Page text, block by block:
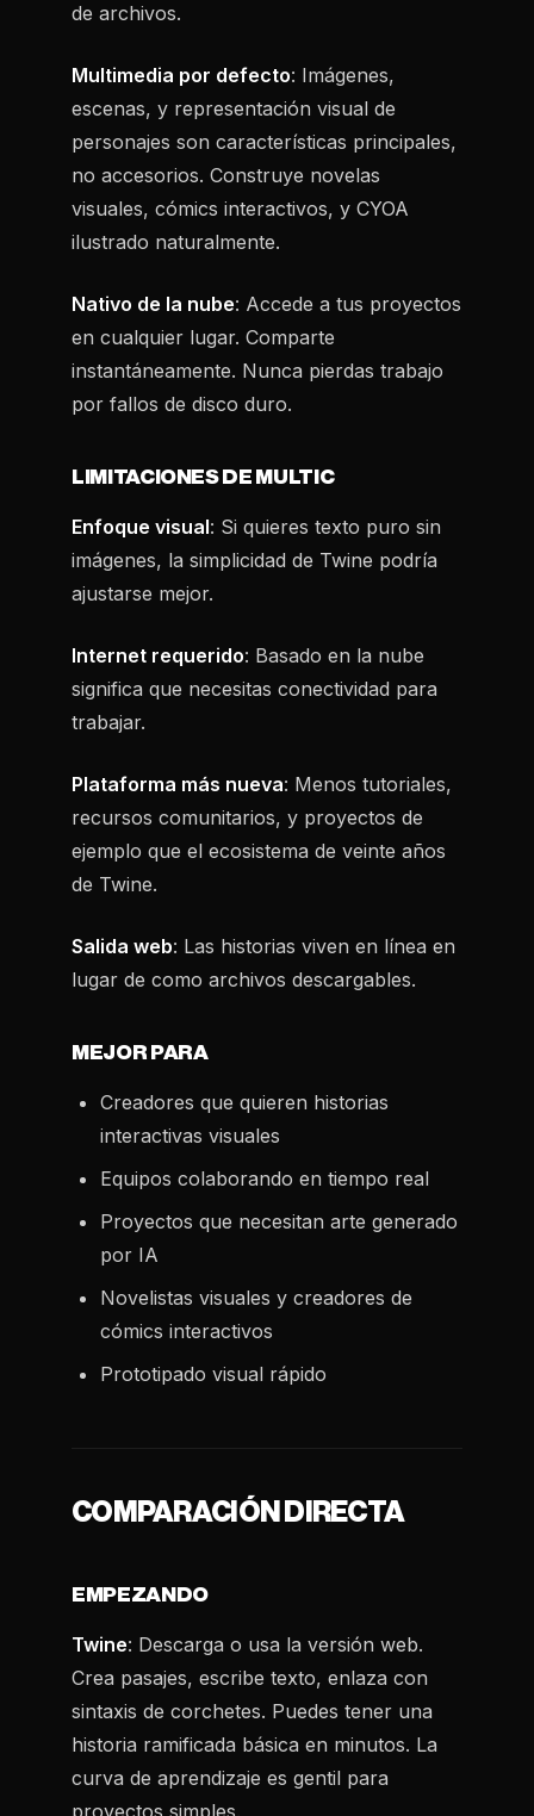
de archivos.
Multimedia por defecto: Imágenes,
escenas, y representación visual de
personajes son características principales,
no accesorios. Construye novelas
visuales, cómics interactivos, y CYOA
ilustrado naturalmente.
Nativo de la nube: Accede a tus proyectos
en cualquier lugar. Comparte
instantáneamente. Nunca pierdas trabajo
por fallos de disco duro.
LIMITACIONES DE MULTIC
Enfoque visual: Si quieres texto puro sin
imágenes, la simplicidad de Twine podría
ajustarse mejor.
Internet requerido: Basado en la nube
significa que necesitas conectividad para
trabajar.
Plataforma más nueva: Menos tutoriales,
recursos comunitarios, y proyectos de
ejemplo que el ecosistema de veinte años
de Twine.
Salida web: Las historias viven en línea en
lugar de como archivos descargables.
MEJOR PARA
Creadores que quieren historias
interactivas visuales
Equipos colaborando en tiempo real
Proyectos que necesitan arte generado
por IA
Novelistas visuales y creadores de
cómics interactivos
Prototipado visual rápido
COMPARACIÓN DIRECTA
EMPEZANDO
Twine: Descarga o usa la versión web.
Crea pasajes, escribe texto, enlaza con
sintaxis de corchetes. Puedes tener una
historia ramificada básica en minutos. La
curva de aprendizaje es gentil para
proyectos simples.